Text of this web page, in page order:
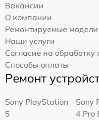
Вакансии
О компании
Ремонтируемые модели
Наши услуги
Согласие на
Способы оплаты
Ремонт
Sony PlayStation
5
Sony
4 Pro